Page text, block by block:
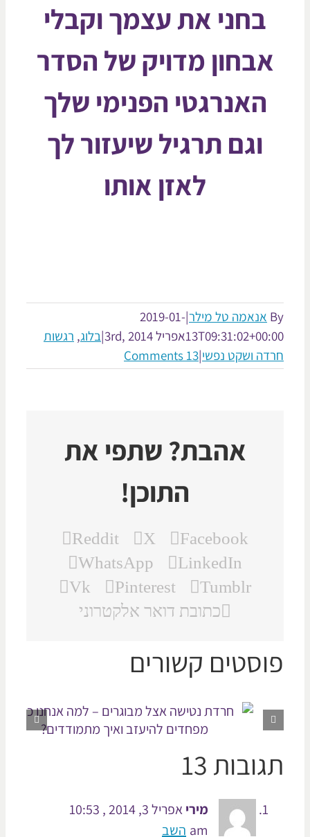
בחני את עצמך וקבלי
אבחון מדויק של הסדר
האנרגטי הפנימי שלך
וגם תרגיל שיעזור לך
לאזן אותו
אנאמה טל מילר|
2019-01-
אפריל 3rd, 2014 |בלוג,רגשות
ושקט נפשי|
13 Comments
אהבת? שתפי את
התוכן!
Facebook
X
Reddit
LinkedIn
WhatsApp
Tumblr
Pinterest
Vk
כתובת דואר אלקטרוני
קשורים
13
מירי
אפריל 3, 2014 , 10:53
am
השב